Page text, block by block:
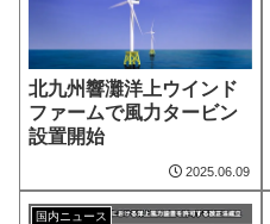
北九州響灘洋上ウインド
ファームで風力タービン
設置開始
2025.06.09
国内ニュース